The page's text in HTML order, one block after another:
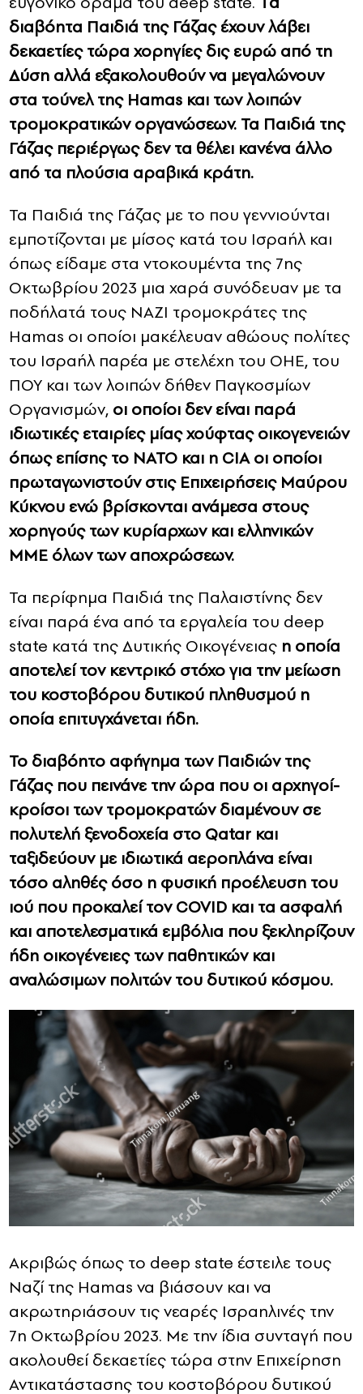
διαβόητα Παιδιά της Γάζας έχουν λάβει
δεκαετίες τώρα χορηγίες δις ευρώ από τη
Δύση αλλά εξακολουθούν να μεγαλώνουν
στα τούνελ της Hamas και των λοιπών
τρομοκρατικών οργανώσεων. Τα Παιδιά της
Γάζας περιέργως δεν τα θέλει κανένα άλλο
από τα πλούσια αραβικά κράτη.
Τα Παιδιά της Γάζας με το που γεννιούνται
εμποτίζονται με μίσος κατά του Ισραήλ και
όπως είδαμε στα ντοκουμέντα της 7ης
Οκτωβρίου 2023 μια χαρά συνόδευαν με τα
ποδήλατά τους NAZI τρομοκράτες της
Hamas oι οποίοι μακέλευαν αθώους πολίτες
του Ισραήλ παρέα με στελέχη του ΟΗΕ, του
ΠΟΥ και των λοιπών δήθεν Παγκοσμίων
Οργανισμών, οι οποίοι δεν είναι παρά
ιδιωτικές εταιρίες μίας χούφτας οικογενειών
όπως επίσης το ΝΑΤΟ και η CIA oι οποίοι
πρωταγωνιστούν στις Επιχειρήσεις Μαύρου
Κύκνου ενώ βρίσκονται ανάμεσα στους
χορηγούς των κυρίαρχων και ελληνικών
ΜΜΕ όλων των αποχρώσεων.
Τα περίφημα Παιδιά της Παλαιστίνης δεν
είναι παρά ένα από τα εργαλεία του deep
state κατά της Δυτικής Οικογένειας η οποία
αποτελεί τον κεντρικό στόχο για την μείωση
του κοστοβόρου δυτικού πληθυσμού η
οποία επιτυγχάνεται ήδη.
Το διαβόητο αφήγημα των Παιδιών της
Γάζας που πεινάνε την ώρα που οι αρχηγοί-
κροίσοι των τρομοκρατών διαμένουν σε
πολυτελή ξενοδοχεία στο Qatar και
ταξιδεύουν με ιδιωτικά αεροπλάνα είναι
τόσο αληθές όσο η φυσική προέλευση του
ιού που προκαλεί τον COVID και τα ασφαλή
και αποτελεσματικά εμβόλια που ξεκληρίζουν
ήδη οικογένειες των παθητικών και
αναλώσιμων πολιτών του δυτικού κόσμου.
Ακριβώς όπως το deep state έστειλε τους
Ναζί της Hamas να βιάσουν και να
ακρωτηριάσουν τις νεαρές Ισραηλινές την
7η Οκτωβρίου 2023. Με την ίδια συνταγή που
ακολουθεί δεκαετίες τώρα στην Επιχείρηση
Αντικατάστασης του κοστοβόρου δυτικού